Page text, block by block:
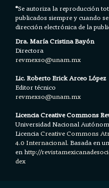
*Se autoriza la reproducción
publicados siempre y cuando
dirección electrónica de la
Dra. María Cristina Bayón
Directora
revmexso@unam.mx
Lic. Roberto Erick Arceo López
Editor técnico
revmexso@unam.mx
Licencia Creative Commons
Universidad Nacional
LicenciaCreative Commons
4.0 Internacional.Basada en
en http://
dex